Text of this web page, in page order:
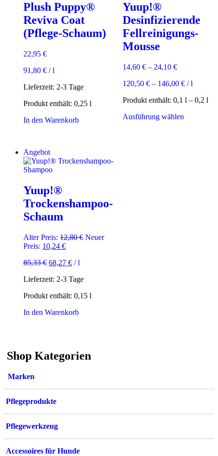
Plush Puppy®
Reviva Coat
(Pflege-Schaum)
22,95 €
91,80 € /l
Lieferzeit: 2-3 Tage
Produkt enthält: 0,25 l
In den Warenkorb
Yuup!®
Desinfizierende
Fellreinigungs-
Mousse
14,60 €– 24,10 €
120,50 €– 146,00 €/l
Produkt enthält: 0,1 l – 0,2 l
Ausführung wählenDieses
Angebot
Yuup!®
Trockenshampoo-
Schaum
Alter Preis: 12,80€ Ursprünglicher
Neuer
Preis: 10,24 €Aktueller
ist:
85,33€ 68,27 € /l
Lieferzeit: 2-3 Tage
Produkt enthält: 0,15 l
In den Warenkorb
Shop Kategorien
Marken
Pflegeprodukte
Pflegewerkzeug
Accessoires für Hunde